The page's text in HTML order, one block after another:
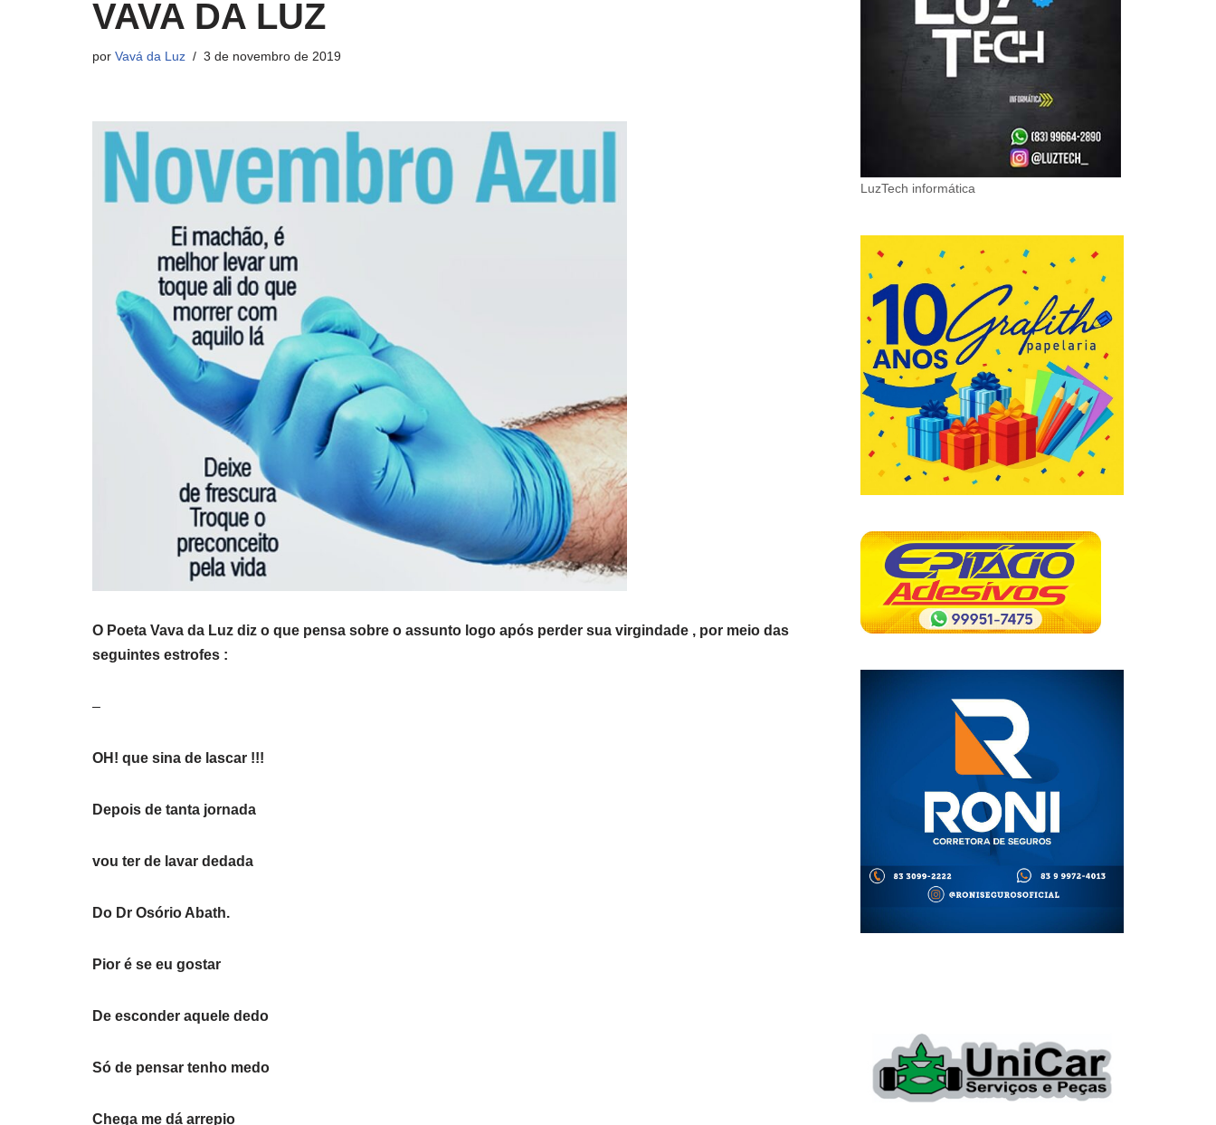
VAVA DA LUZ
por Vavá da Luz 3 de novembro de 2019
O Poeta Vava da Luz diz o que pensa sobre o assunto logo após perder sua virgindade , por meio das
seguintes estrofes :
–
OH! que sina de lascar !!!
Depois de tanta jornada
vou ter de lavar dedada
Do Dr Osório Abath.
Pior é se eu gostar
De esconder aquele dedo
Só de pensar tenho medo
Chega me dá arrepio
LuzTech informática